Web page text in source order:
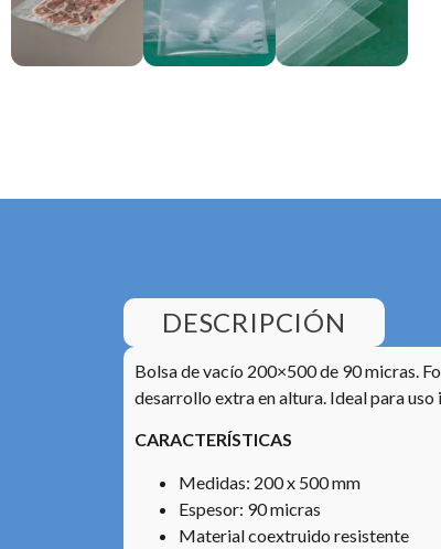
DESCRIPCIÓN
Bolsa de vacío 200×500 de 90 micras.
desarrollo extra en altura. Ideal para
CARACTERÍSTICAS
Medidas: 200 x 500 mm
Espesor: 90 micras
Material coextruido resistente